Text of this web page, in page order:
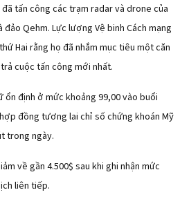
tấn công các trạm radar và drone của
Qehm. Lực lượng Vệ binh Cách mạng
Hai rằng họ đã nhắm mục tiêu một căn
cuộc tấn công mới nhất.
ổn định ở mức khoảng 99,00 vào buổi
đồng tương lai chỉ số chứng khoán Mỹ
trong ngày.
về gần 4.500$ sau khi ghi nhận mức
liên tiếp.